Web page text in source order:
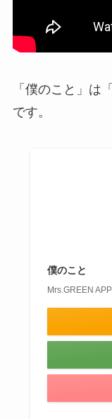
「僕のこと」は
です。
僕のこと
Mrs.GREEN